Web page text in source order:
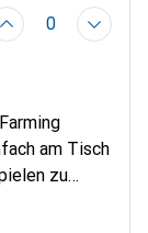
0
am Tisch
zu